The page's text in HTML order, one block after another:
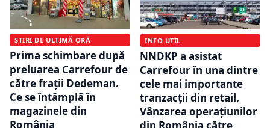
ȘTIRI DE ULTIMĂ ORĂ
Prima schimbare după
preluarea Carrefour de
către frații Dedeman.
Ce se întâmplă în
magazinele din
România
INFO UTIL
NNDKP a asistat
Carrefour în una dintre
cele mai importante
tranzacții din retail.
Vânzarea operațiunilor
din România către